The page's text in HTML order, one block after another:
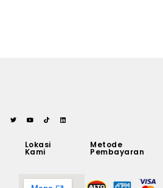
Lokasi
Kami
Metode
Pembayaran